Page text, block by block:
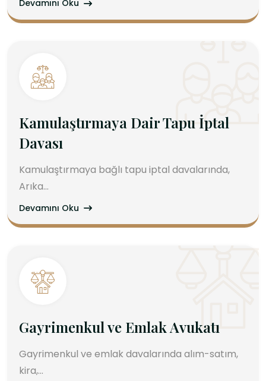
Devamını Oku
Kamulaştırmaya Dair Tapu İptal
Davası
Kamulaştırmaya bağlı tapu iptal davalarında,
Arıka...
Devamını Oku
Gayrimenkul ve Emlak Avukatı
Gayrimenkul ve emlak davalarında alım-satım,
kira,...